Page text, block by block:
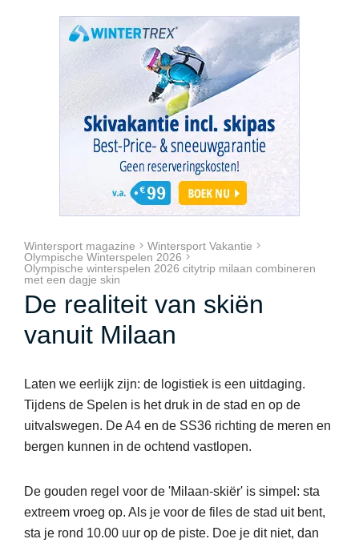
Wintersport magazine
Wintersport Vakantie
Olympische Winterspelen 2026
Olympische winterspelen 2026 citytrip milaan combineren
met een dagje skin
De realiteit van skiën
vanuit Milaan
Laten we eerlijk zijn: de logistiek is een uitdaging.
Tijdens de Spelen is het druk in de stad en op de
uitvalswegen. De A4 en de SS36 richting de meren en
bergen kunnen in de ochtend vastlopen.
De gouden regel voor de 'Milaan-skiër' is simpel: sta
extreem vroeg op. Als je voor de files de stad uit bent,
sta je rond 10.00 uur op de piste. Doe je dit niet, dan